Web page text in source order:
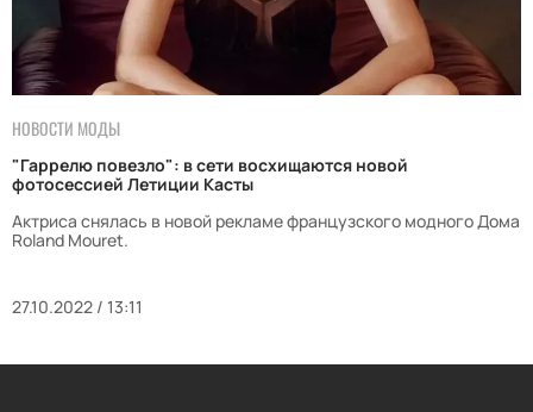
НОВОСТИ МОДЫ
"Гаррелю повезло": в сети восхищаются новой
фотосессией Летиции Касты
Актриса снялась в новой рекламе французского модного Дома
Roland Mouret.
27.10.2022 / 13:11